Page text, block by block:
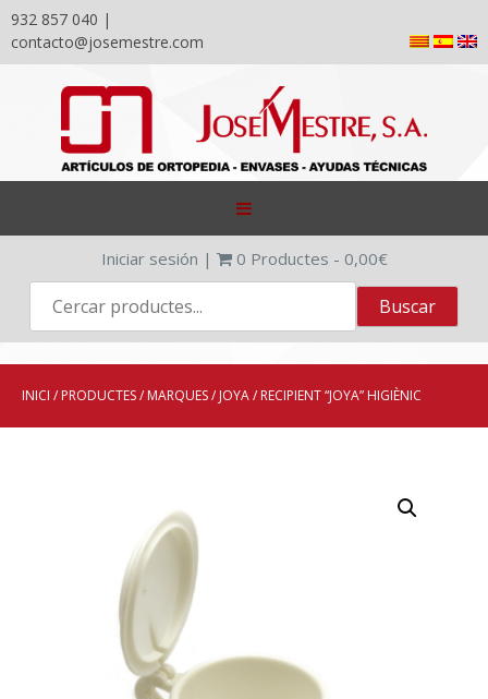
932 857 040 |
contacto@josemestre.com
content
Iniciar sesión | 0 Productes - 0,00€
INICI / PRODUCTES/ MARQUES/ JOYA/ RECIPIENT “JOYA” HIGIÈNIC